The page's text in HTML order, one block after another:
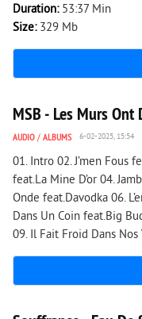
Duration: 53:37 Min
Size: 329 Mb
3 039 0
MSB - Les Murs
AUDIO / ALBUMS 6-02-2025, 15:54
01. Intro 02. J’men Fous
feat.La Mine D’or 04.
Onde feat.Davodka 06.
Dans Un Coin feat.Big
09. Il Fait Froid Dans
1 582 1